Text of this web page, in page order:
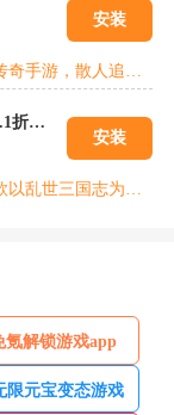
安装
梦想三国之勇往直前0.1折免费版
安装
《梦想三国之勇往直前》是一款以乱世三国志为题材的挂机手游。游戏集策略、养成、挂机于一体，融合了多种模式和丰富的战斗经验，让你在三国中打造属于自己的军事力量。走进诸侯混战的乱世，在你的指挥下带领三国攻城略地。只有通过突袭城市，你才能加强你的队伍，获得新的补给资源，提高将军的战力与你一起称霸世界。成为乱世霸主！
氪解锁游戏app
限元宝变态游戏